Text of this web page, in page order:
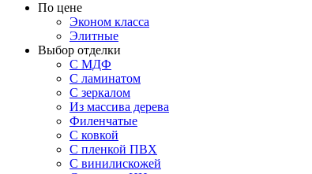
По цене
Эконом класса
Элитные
Выбор отделки
С МДФ
С ламинатом
С зеркалом
Из массива дерева
Филенчатые
С ковкой
С пленкой ПВХ
С винилискожей